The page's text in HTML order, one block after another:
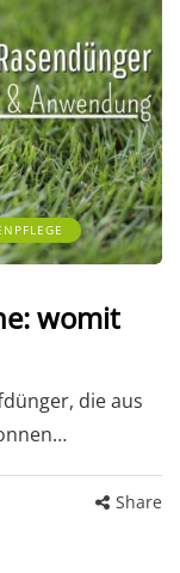
womit
die aus
Share